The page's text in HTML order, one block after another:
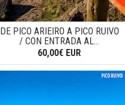
DE PICO ARIEIRO A PICO RUIVO
/ CON ENTRADA AL...
60,00€ EUR